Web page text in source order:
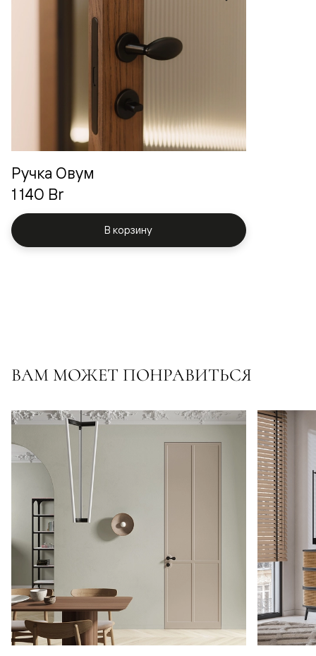
Ручка Овум
1 140 Br
В корзину
ВАМ МОЖЕТ ПОНРАВИТЬСЯ